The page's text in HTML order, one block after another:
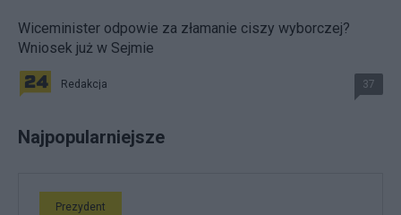
Wiceminister odpowie za złamanie ciszy wyborczej?
Wniosek już w Sejmie
Redakcja 37
Najpopularniejsze
Prezydent